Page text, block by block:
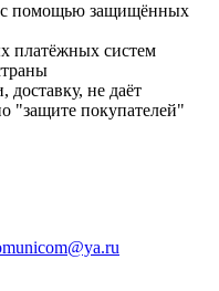
с помощью защищённых
платёжных систем
доставку, не даёт
"защите покупателей"